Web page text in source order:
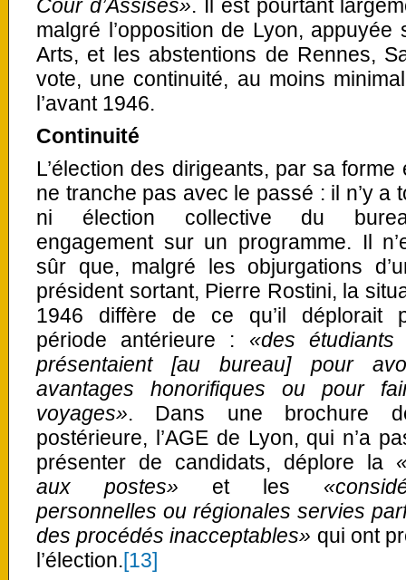
Cour d’Assises». Il est pourtant
malgré l’opposition de Lyon,
Arts, et les abstentions de Rennes,
vote, une continuité, au moins
l’avant 1946.
Continuité
L’élection des dirigeants, par sa forme
ne tranche pas avec le passé : il n’y a
ni élection collective du
engagement sur un programme. Il
sûr que, malgré les objurgations
président sortant, Pierre Rostini, la
1946 diffère de ce qu’il déplorait
période antérieure : «des
présentaient [au bureau] pour
avantages honorifiques ou pour
voyages». Dans une brochure
postérieure, l’AGE de Lyon, qui n’a
présenter de candidats, déplore la
aux postes» et les
personnelles ou régionales servies
des procédés inacceptables» qui ont
l’élection.[13]